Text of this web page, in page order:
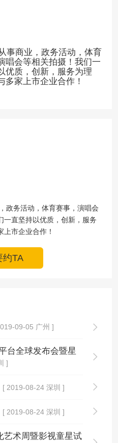
事商业，政务活动，体育
唱会等相关拍摄！我们一
优质，创新，服务为理
多家上市企业合作！
政务活动，体育赛事，演唱会
一直坚持以优质，创新，服务
上市企业合作！
约TA
09-05 广州 ]
台全球发布会暨星
]
[ 2019-08-24 深圳 ]
[ 2019-08-24 深圳 ]
艺术周暨影视童星试